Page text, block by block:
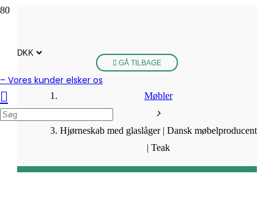
– Vores kunder elsker os
GÅ TILBAGE
Møbler
Hjørneskab med glaslåger | Dansk møbelproducent
| Teak